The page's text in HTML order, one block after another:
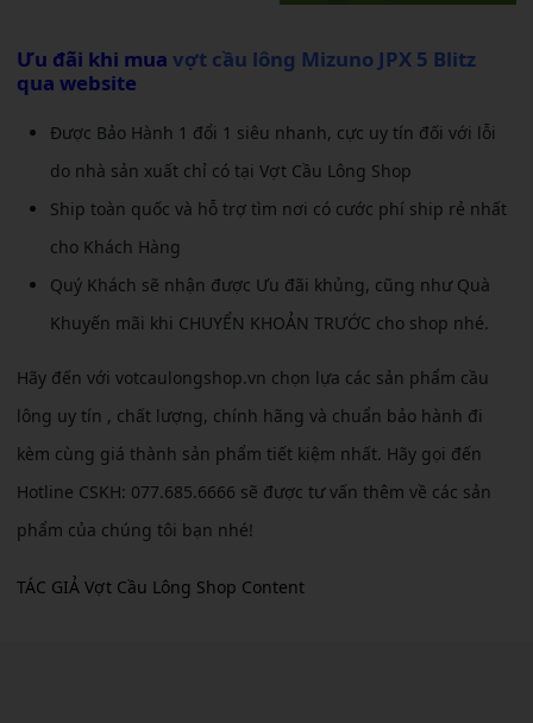
Ưu đãi khi mua vợt cầu lông Mizuno JPX 5 Blitz
qua website
Được Bảo Hành 1 đổi 1 siêu nhanh, cực uy tín đối với lỗi
do nhà sản xuất chỉ có tại Vợt Cầu Lông Shop
Ship toàn quốc và hỗ trợ tìm nơi có cước phí ship rẻ nhất
cho Khách Hàng
Quý Khách sẽ nhận được Ưu đãi khủng, cũng như Quà
Khuyến mãi khi CHUYỂN KHOẢN TRƯỚC cho shop nhé.
Hãy đến với votcaulongshop.vn chọn lựa các sản phẩm cầu
lông uy tín , chất lượng, chính hãng và chuẩn bảo hành đi
kèm cùng giá thành sản phẩm tiết kiệm nhất. Hãy gọi đến
Hotline CSKH: 077.685.6666 sẽ được tư vấn thêm về các sản
phẩm của chúng tôi bạn nhé!
TÁC GIẢ Vợt Cầu Lông Shop Content